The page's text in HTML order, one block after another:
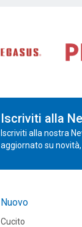
Iscriviti alla
Iscriviti alla nostra
aggiornato su
Nuovo
Cucito